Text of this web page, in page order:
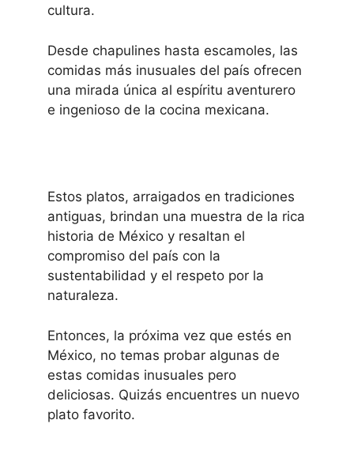
cultura.
Desde chapulines hasta escamoles, las
comidas más inusuales del país ofrecen
una mirada única al espíritu aventurero
e ingenioso de la cocina mexicana.
Estos platos, arraigados en tradiciones
antiguas, brindan una muestra de la rica
historia de México y resaltan el
compromiso del país con la
sustentabilidad y el respeto por la
naturaleza.
Entonces, la próxima vez que estés en
México, no temas probar algunas de
estas comidas inusuales pero
deliciosas. Quizás encuentres un nuevo
plato favorito.